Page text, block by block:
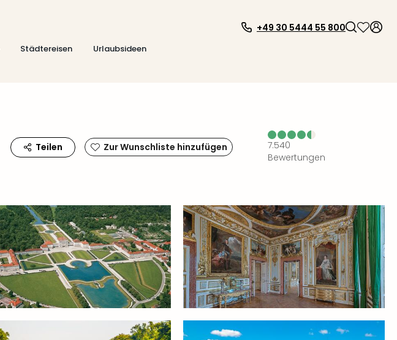
Städtereisen
Urlaubsideen
+49 30 5444 55 800
Teilen Zur Wunschliste hinzufügen
7.540
Bewertungen